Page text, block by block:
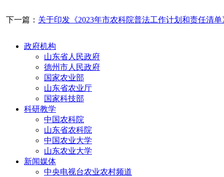
下一篇： 关于印发《2023年市农科院普法工作计划和责任清
政府机构
山东省人民政府
德州市人民政府
国家农业部
山东省农业厅
国家科技部
科研教学
中国农科院
山东省农科院
中国农业大学
山东农业大学
新闻媒体
中央电视台农业农村频道